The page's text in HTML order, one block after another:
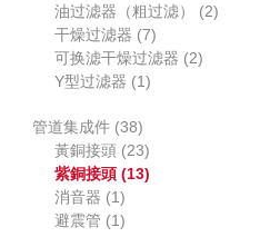
产
产
品
个
油过滤器（粗过滤） 22
干燥过滤器 77
个
可换滤干燥过滤器 22
Y型过滤器 1 1
品
管道集成件 383
8
个
黃銅接頭 232
3
紫銅接頭 131
消音器 1 1
个
避震管 1 1